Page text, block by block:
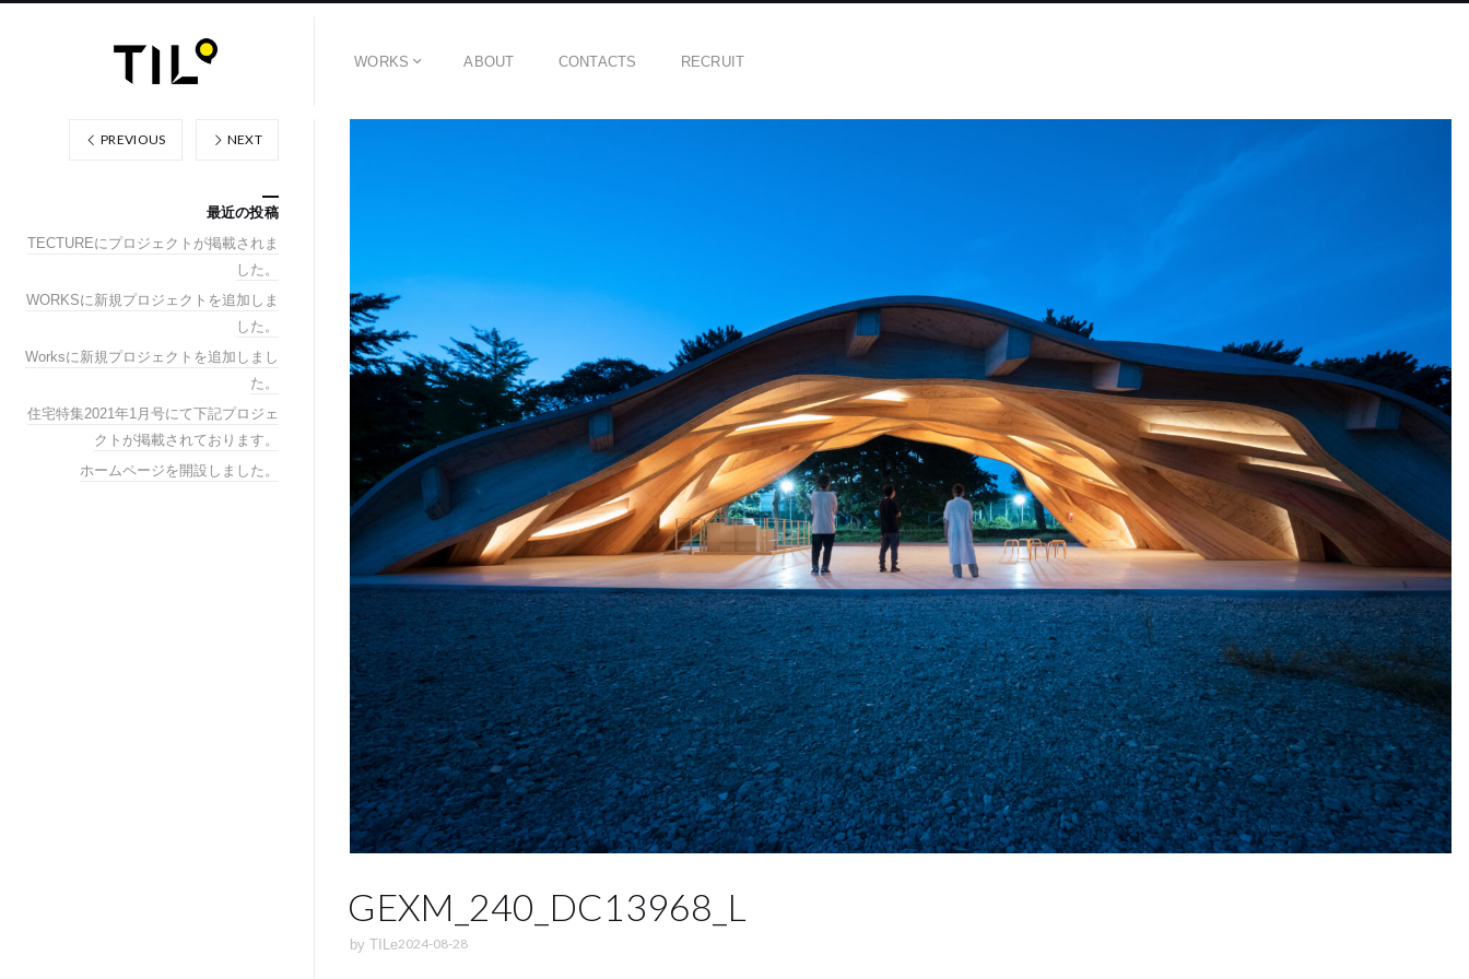
WORKS ABOUT CONTACTS RECRUIT
GEXM_240_DC13968_L
by TILe2024-08-28
PREVIOUS NEXT
最近の投稿
TECTUREにプロジェクトが掲載されま
した。
WORKSに新規プロジェクトを追加しま
した。
Worksに新規プロジェクトを追加しまし
た。
住宅特集2021年1月号にて下記プロジェ
クトが掲載されております。
ホームページを開設しました。